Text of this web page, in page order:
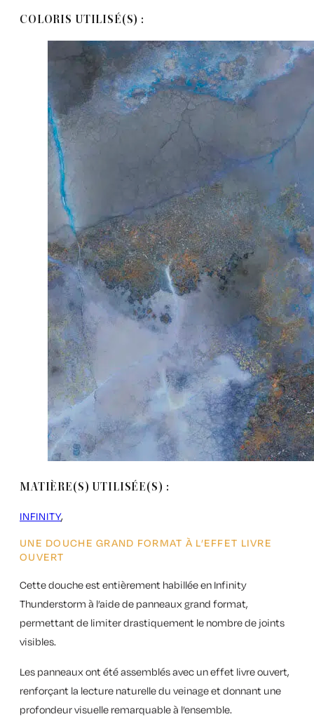
COLORIS UTILISÉ(S) :
MATIÈRE(S) UTILISÉE(S) :
INFINITY
UNE DOUCHE GRAND FORMAT À L’EFFET LIVRE
OUVERT
Cette douche est entièrement habillée en Infinity
Thunderstorm à l’aide de panneaux grand format,
permettant de limiter drastiquement le nombre de joints
visibles.
Les panneaux ont été assemblés avec uneffet livre ouvert,
renforçant la lecture naturelle du veinage et donnant une
profondeur visuelle remarquable à l’ensemble.